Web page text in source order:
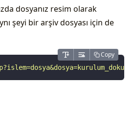
dosyanız resim olarak
şeyi bir arşiv dosyası için de
Copy